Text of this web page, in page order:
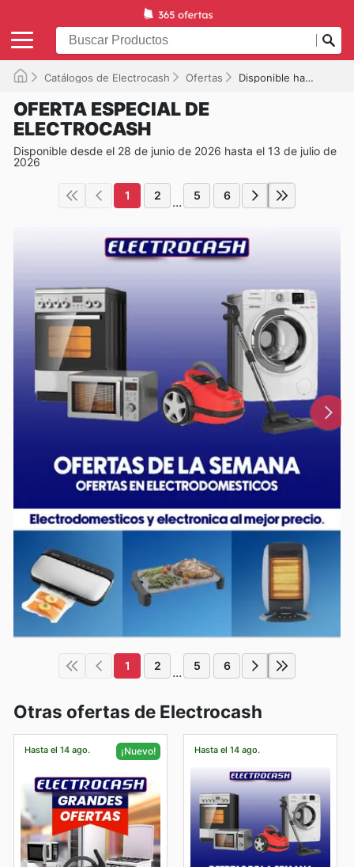
Catálogos de Electrocash Ofertas Disponible hasta el 13/07/2026
OFERTA ESPECIAL DE
ELECTROCASH
Disponible desde el 28 de junio de 2026 hasta el 13 de julio de
2026
1 2 ... 5 6
1 2 ... 5 6
Otras ofertas de Electrocash
Hasta el 14 ago. ¡Nuevo! Hasta el 14 ago.